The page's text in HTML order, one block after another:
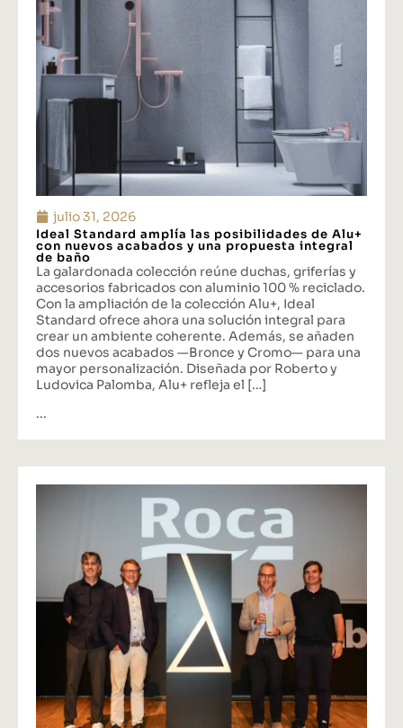
julio 31, 2026
Ideal Standard amplía las posibilidades de Alu+
con nuevos acabados y una propuesta integral
de baño
La galardonada colección reúne duchas, griferías y
accesorios fabricados con aluminio 100 % reciclado.
Con la ampliación de la colección Alu+, Ideal
Standard ofrece ahora una solución integral para
crear un ambiente coherente. Además, se añaden
dos nuevos acabados —Bronce y Cromo— para una
mayor personalización. Diseñada por Roberto y
Ludovica Palomba, Alu+ refleja el […]
...